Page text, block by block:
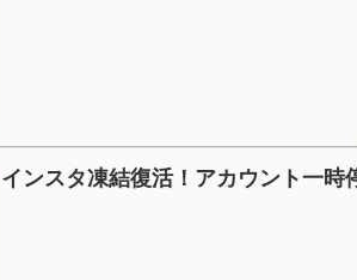
インスタ凍結復活！アカウント一時